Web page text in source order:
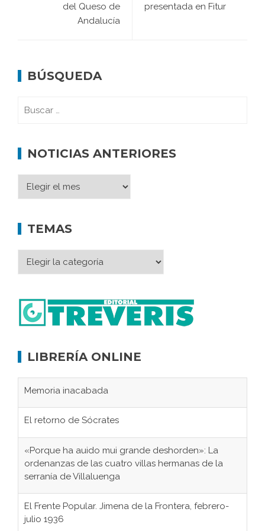
del Queso de
Andalucía
presentada en Fitur
BÚSQUEDA
NOTICIAS ANTERIORES
TEMAS
LIBRERÍA ONLINE
Memoria inacabada
El retorno de Sócrates
«Porque ha auido mui grande deshorden»: La
ordenanzas de las cuatro villas hermanas de la
serranía de Villaluenga
El Frente Popular. Jimena de la Frontera, febrero-
julio 1936